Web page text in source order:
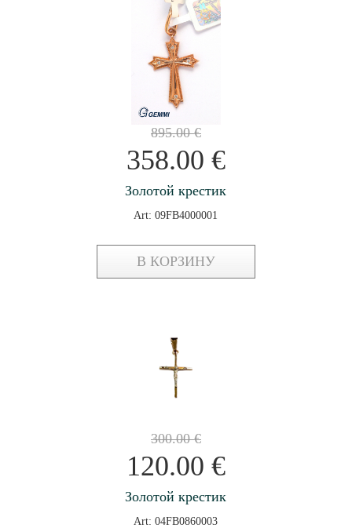
895.00€
358.00 €
Золотой крестик
Art: 09FB4000001
В КОРЗИНУ
300.00€
120.00 €
Золотой крестик
Art: 04FB0860003